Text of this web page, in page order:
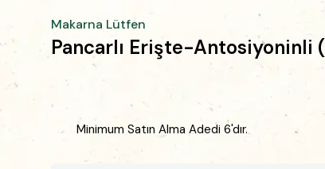
Makarna Lütfen
Pancarlı Erişte-Antosiyoninli
Minimum Satın Alma Adedi 6'dır.